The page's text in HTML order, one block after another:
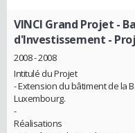
VINCI Grand Projet -
d'Investissement -
2008 - 2008
Intitulé du Projet
- Extension du bâtiment de la
Luxembourg.
-
Réalisations